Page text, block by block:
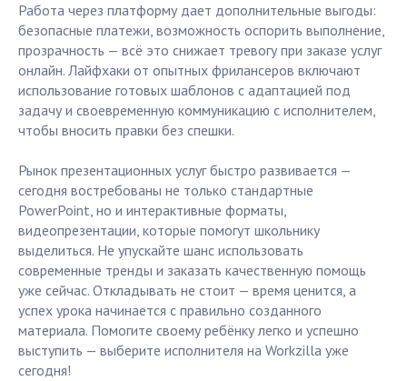
Работа через платформу дает дополнительные выгоды:
безопасные платежи, возможность оспорить выполнение,
прозрачность — всё это снижает тревогу при заказе услуг
онлайн. Лайфхаки от опытных фрилансеров включают
использование готовых шаблонов с адаптацией под
задачу и своевременную коммуникацию с исполнителем,
чтобы вносить правки без спешки.
Рынок презентационных услуг быстро развивается —
сегодня востребованы не только стандартные
PowerPoint, но и интерактивные форматы,
видеопрезентации, которые помогут школьнику
выделиться. Не упускайте шанс использовать
современные тренды и заказать качественную помощь
уже сейчас. Откладывать не стоит — время ценится, а
успех урока начинается с правильно созданного
материала. Помогите своему ребёнку легко и успешно
выступить — выберите исполнителя на Workzilla уже
сегодня!